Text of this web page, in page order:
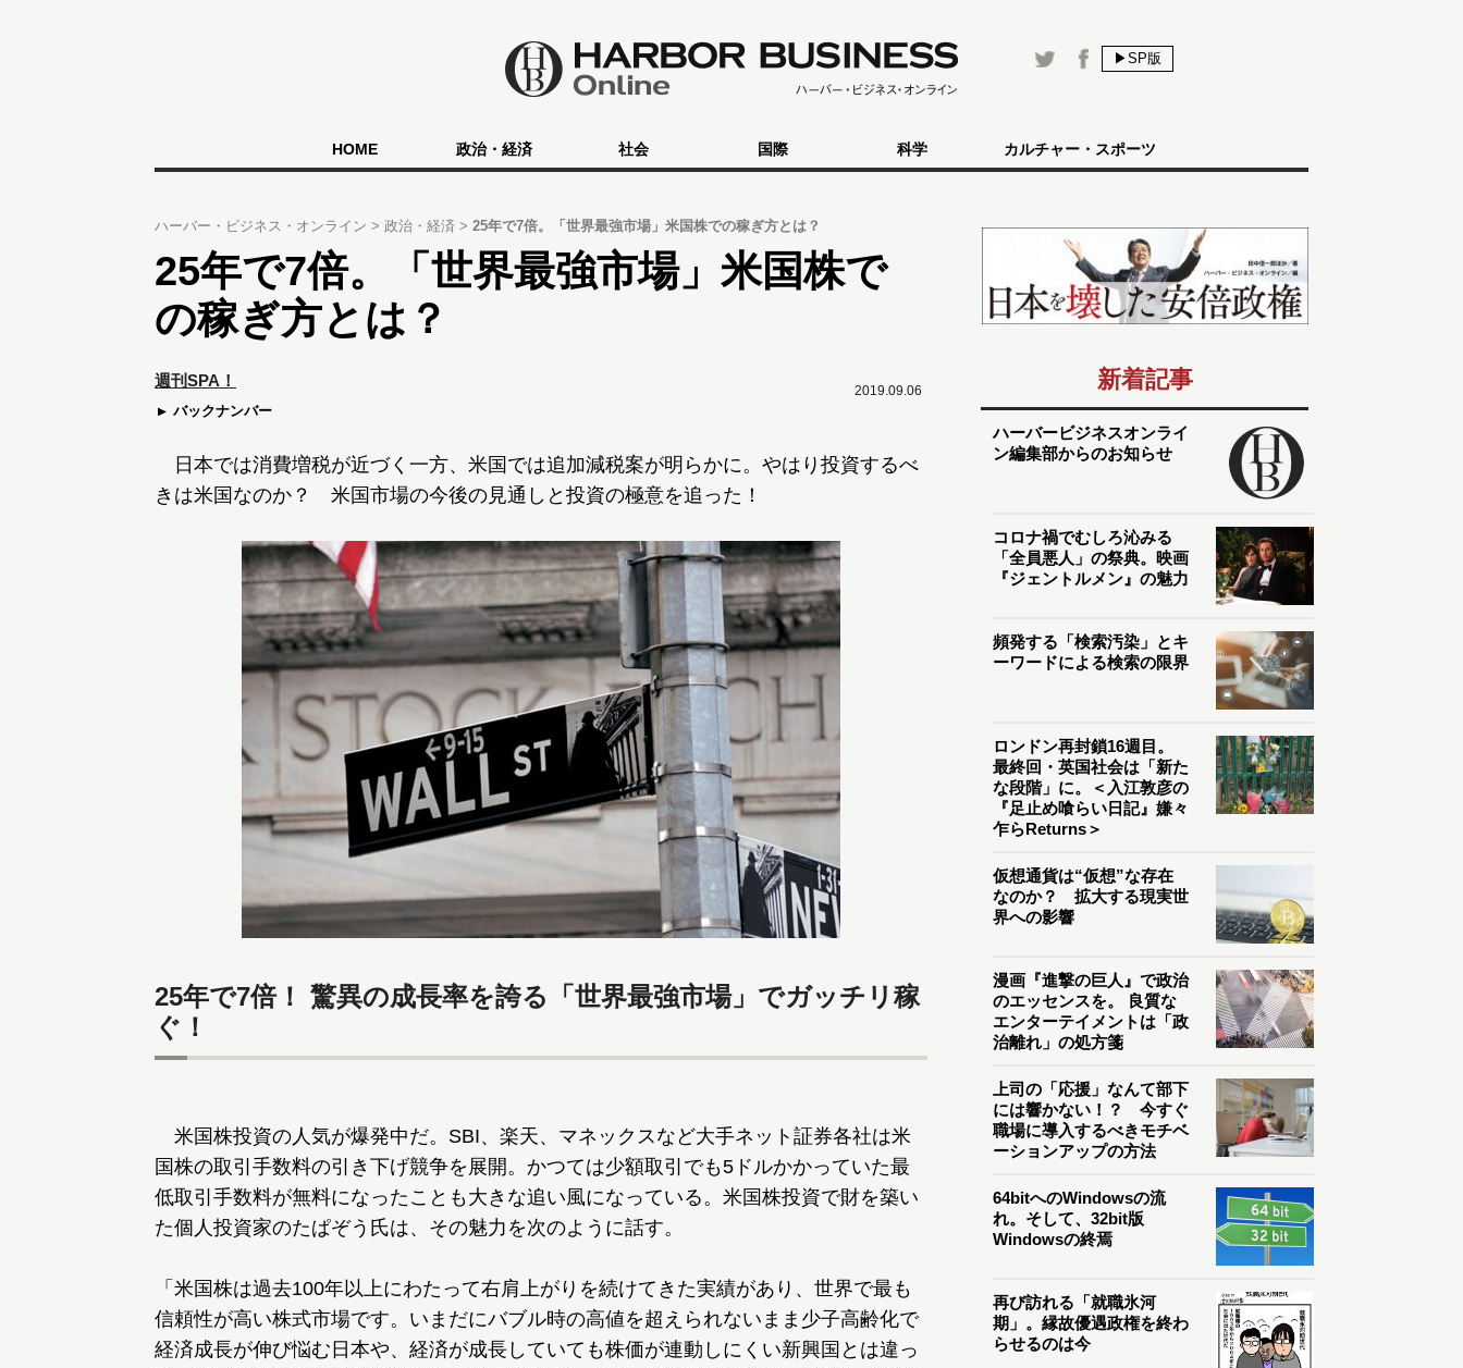
▶SP版
HOME 政治・経済 社会 国際 科学 カルチャー・スポーツ
ハーバー・ビジネス・オンライン 政治・経済 25年で7倍。「世界最強市場」米国株での稼ぎ方とは？
25年で7倍。「世界最強市場」米国株で
の稼ぎ方とは？
2019.09.06
週刊SPA！
バックナンバー
日本では消費増税が近づく一方、米国では追加減税案が明らかに。やはり投資するべ
きは米国なのか？ 米国市場の今後の見通しと投資の極意を追った！
25年で7倍！ 驚異の成長率を誇る「世界最強市場」でガッチリ稼
ぐ！
米国株投資の人気が爆発中だ。SBI、楽天、マネックスなど大手ネット証券各社は米
国株の取引手数料の引き下げ競争を展開。かつては少額取引でも5ドルかかっていた最
低取引手数料が無料になったことも大きな追い風になっている。米国株投資で財を築い
た個人投資家のたぱぞう氏は、その魅力を次のように話す。
「米国株は過去100年以上にわたって右肩上がりを続けてきた実績があり、世界で最も
信頼性が高い株式市場です。いまだにバブル時の高値を超えられないまま少子高齢化で
経済成長が伸び悩む日本や、経済が成長していても株価が連動しにくい新興国とは違っ
新着記事
ハーバービジネスオンライ
ン編集部からのお知らせ
コロナ禍でむしろ沁みる
「全員悪人」の祭典。映画
『ジェントルメン』の魅力
頻発する「検索汚染」とキ
ーワードによる検索の限界
ロンドン再封鎖16週目。
最終回・英国社会は「新た
な段階」に。＜入江敦彦の
『足止め喰らい日記』嫌々
乍らReturns＞
仮想通貨は“仮想”な存在
なのか？ 拡大する現実世
界への影響
漫画『進撃の巨人』で政治
のエッセンスを。 良質な
エンターテイメントは「政
治離れ」の処方箋
上司の「応援」なんて部下
には響かない！？ 今すぐ
職場に導入するべきモチベ
ーションアップの方法
64bitへのWindowsの流
れ。そして、32bit版
Windowsの終焉
再び訪れる「就職氷河
期」。縁故優遇政権を終わ
らせるのは今